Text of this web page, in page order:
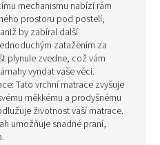
mechanismu nabízí rám
prostoru pod postelí,
by zabíral další
zatažením za
plynule zvedne, což vám
vyndat vaše věci.
Tato vrchní matrace zvyšuje
měkkému a prodyšnému
životnost vaší matrace.
umožňuje snadné praní,